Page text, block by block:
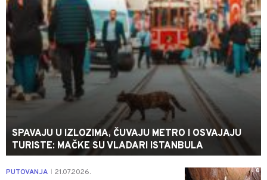
SPAVAJU U IZLOZIMA, ČUVAJU METRO I OSVAJAJU
TURISTE: MAČKE SU VLADARI ISTANBULA
0
PUTOVANJA 21.07.2026.